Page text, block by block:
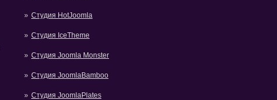
Студия HotJoomla
Студия IceTheme
Студия Joomla Monster
Студия JoomlaBamboo
Студия JoomlaPlates